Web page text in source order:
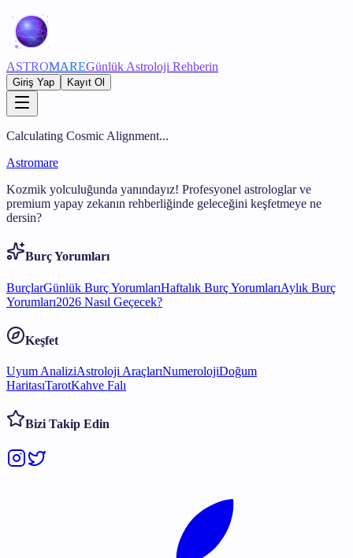
ASTROMAREGünlük Astroloji Rehberin
Giriş Yap Kayıt Ol
Calculating Cosmic Alignment...
Astromare
Kozmik yolculuğunda yanındayız! Profesyonel astrologlar ve
premium yapay zekanın rehberliğinde geleceğini keşfetmeye ne
dersin?
Burç Yorumları
BurçlarGünlük Burç YorumlarıHaftalık Burç YorumlarıAylık Burç
Yorumları2026 Nasıl Geçecek?
Keşfet
Uyum AnaliziAstroloji AraçlarıNumerolojiDoğum
HaritasıTarotKahve Falı
Bizi Takip Edin